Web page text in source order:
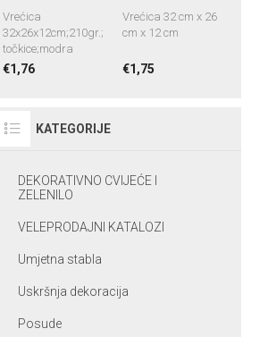
Vrećica
32x26x12cm;210gr.;
točkice;modra
€1,76
Vrećica 32 cm x 26
cm x 12 cm
€1,75
KATEGORIJE
DEKORATIVNO CVIJEĆE I
ZELENILO
VELEPRODAJNI KATALOZI
Umjetna stabla
Uskršnja dekoracija
Posude